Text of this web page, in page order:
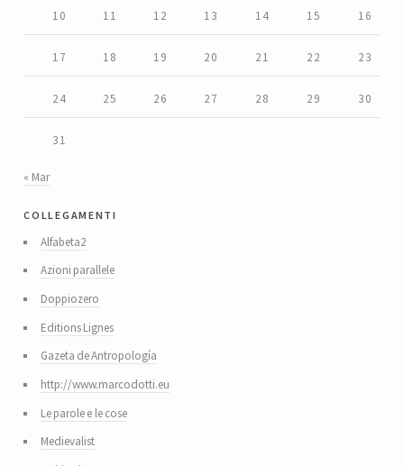
10 11 12 13 14 15 16
17 18 19 20 21 22 23
24 25 26 27 28 29 30
31
« Mar
collegamenti
Alfabeta2
Azioni parallele
Doppiozero
Editions Lignes
Gazeta de Antropología
http://www.marcodotti.eu
Le parole e le cose
Medievalist